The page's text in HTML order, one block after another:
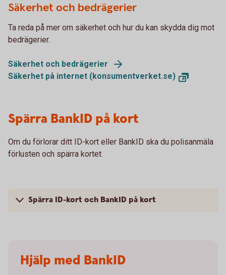
Säkerhet och bedrägerier
Ta reda på mer om säkerhet och hur du kan skydda dig mot
bedrägerier.
Säkerhet och bedrägerier
Säkerhet på internet (konsumentverket.se)
Spärra BankID på kort
Om du förlorar ditt ID-kort eller BankID ska du polisanmäla
förlusten och spärra kortet.
Spärra ID-kort och BankID på kort
Hjälp med BankID